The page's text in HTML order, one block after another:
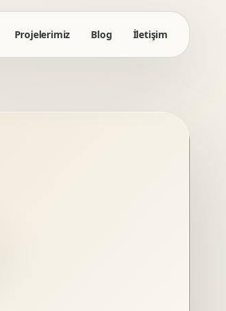
Projelerimiz Blog İletişim